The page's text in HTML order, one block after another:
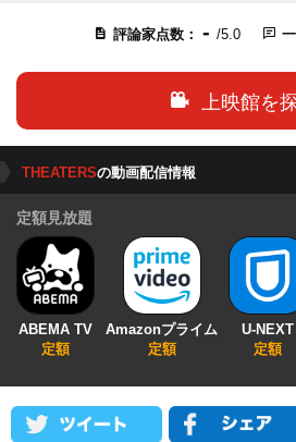
評論家点数： - /5.0
上映館を
THEATERSの動画配信情報
定額見放題
ABEMA TV
定額
Amazonプライム
定額
U-NEXT
定額